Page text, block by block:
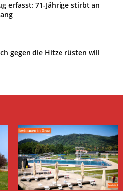
erfasst: 71-Jährige stirbt an
gegen die Hitze rüsten will